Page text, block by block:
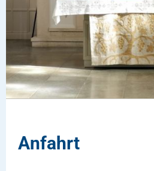
Anfahrt